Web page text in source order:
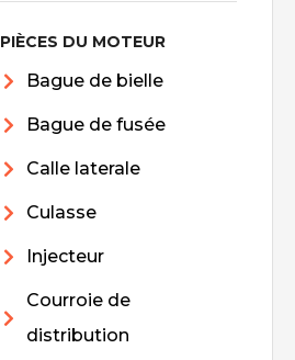
PIÈCES DU MOTEUR
Bague de bielle
Bague de fusée
Calle laterale
Culasse
Injecteur
Courroie de
distribution